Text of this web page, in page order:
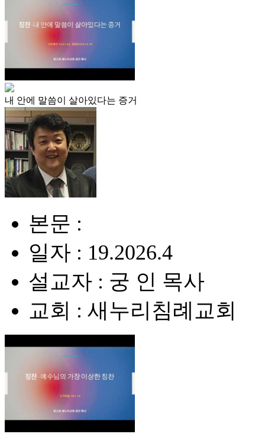
내 안에 말씀이 살아있다는 증거
본문 :
일자 : 19.2026.4
설교자 : 궁 인 목사
교회 : 새누리침례교회